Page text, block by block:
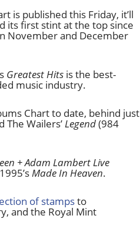
is published this Friday, it’ll
its first stint at the top since
November and December
Greatest Hits is the best-
music industry.
Chart to date, behind just
The Wailers’Legend(984
+ Adam Lambert Live
Made In Heaven.
of stampsto
and the Royal Mint